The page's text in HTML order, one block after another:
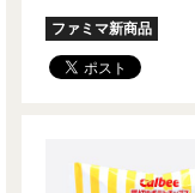
ファミマ新商品